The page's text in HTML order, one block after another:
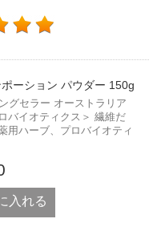
ーション パウダー 150g
グセラー オーストラリア
バイオティクス＞ 繊維だ
用ハーブ、プロバイオティ
入れる